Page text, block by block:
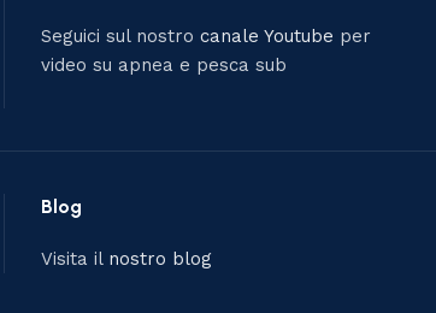
Seguici sul nostro canale Youtube per
video su apnea e pesca sub
Blog
Visita il nostro blog